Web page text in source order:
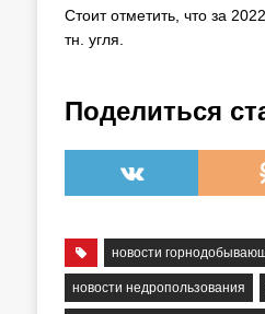
Стоит отметить, что за
тн. угля.
Поделиться
новости
новости недропользования